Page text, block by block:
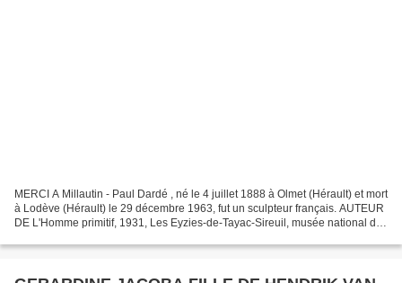
MERCI A Millautin - Paul Dardé , né le 4 juillet 1888 à Olmet (Hérault) et mort
à Lodève (Hérault) le 29 décembre 1963, fut un sculpteur français. AUTEUR
DE L'Homme primitif, 1931, Les Eyzies-de-Tayac-Sireuil, musée national de